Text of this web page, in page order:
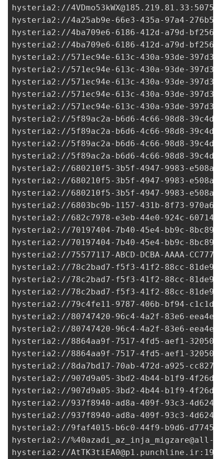
hysteria2://4VDmo53kWX@185.219.81.33
hysteria2://4a25ab9e-66e3-435a-97a4-
hysteria2://4ba709e6-6186-412d-a79d-
hysteria2://4ba709e6-6186-412d-a79d-
hysteria2://571ec94e-613c-430a-93de-
hysteria2://571ec94e-613c-430a-93de-
hysteria2://571ec94e-613c-430a-93de-
hysteria2://571ec94e-613c-430a-93de-
hysteria2://571ec94e-613c-430a-93de-
hysteria2://5f89ac2a-b6d6-4c66-98d8-
hysteria2://5f89ac2a-b6d6-4c66-98d8-
hysteria2://5f89ac2a-b6d6-4c66-98d8-
hysteria2://5f89ac2a-b6d6-4c66-98d8-
hysteria2://680210f5-3b5f-4947-9983-
hysteria2://680210f5-3b5f-4947-9983-
hysteria2://680210f5-3b5f-4947-9983-
hysteria2://6803bc9b-1157-431b-8f73-
hysteria2://682c7978-e3eb-44e0-924c-
hysteria2://70197404-7b40-45e4-bb9c-
hysteria2://70197404-7b40-45e4-bb9c-
hysteria2://75577117-ABCD-DCBA-AAAA-
hysteria2://78c2bad7-f5f3-41f2-88cc-
hysteria2://78c2bad7-f5f3-41f2-88cc-
hysteria2://78c2bad7-f5f3-41f2-88cc-
hysteria2://79c4fe11-9787-406b-bf94-
hysteria2://80747420-96c4-4a2f-83e6-
hysteria2://80747420-96c4-4a2f-83e6-
hysteria2://8864aa9f-7517-4fd5-aef1-
hysteria2://8864aa9f-7517-4fd5-aef1-
hysteria2://8da7bd17-70ab-472d-a925-
hysteria2://907d9a05-3bd2-4b44-b1f9-
hysteria2://907d9a05-3bd2-4b44-b1f9-
hysteria2://937f8940-ad8a-409f-93c3-
hysteria2://937f8940-ad8a-409f-93c3-
hysteria2://9faf4015-b6c0-44f9-b9d6-
hysteria2://%40azadi_az_inja_migzare@all-
hysteria2://AtTK3tiEA0@p1.punchline.ir